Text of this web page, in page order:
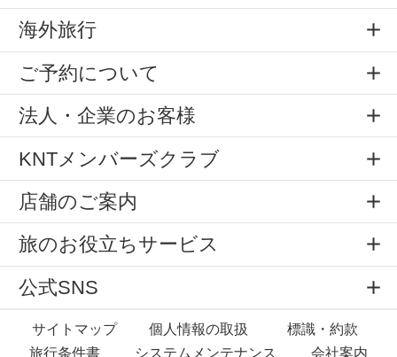
海外旅行
ご予約について
法人・企業のお客様
KNTメンバーズクラブ
店舗のご案内
旅のお役立ちサービス
公式SNS
サイトマップ 個人情報の取扱
標識・約款
旅行条件書
システムメンテナンス 会社案内